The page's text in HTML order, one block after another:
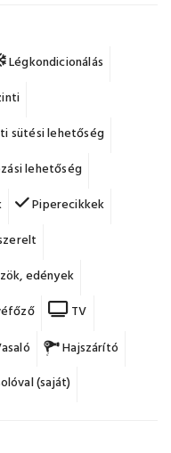
Légkondicionálás
sütési lehetőség
lehetőség
Piperecikkek
edények
TV
Hajszárító
(saját)